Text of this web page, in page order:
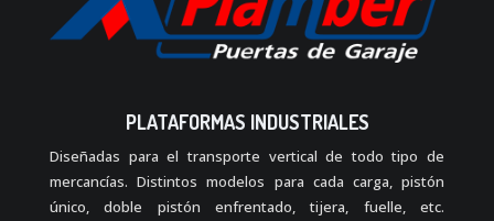
PLATAFORMAS INDUSTRIALES
Diseñadas para el transporte vertical de todo tipo de
mercancías. Distintos modelos para cada carga, pistón
único, doble pistón enfrentado, tijera, fuelle, etc.